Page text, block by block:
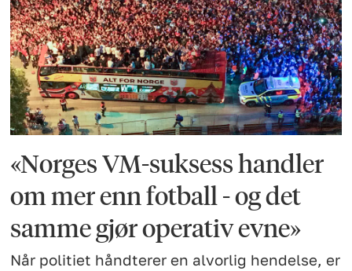
«Norges VM-suksess handler
om mer enn fotball - og det
samme gjør operativ evne»
Når politiet håndterer en alvorlig hendelse, er